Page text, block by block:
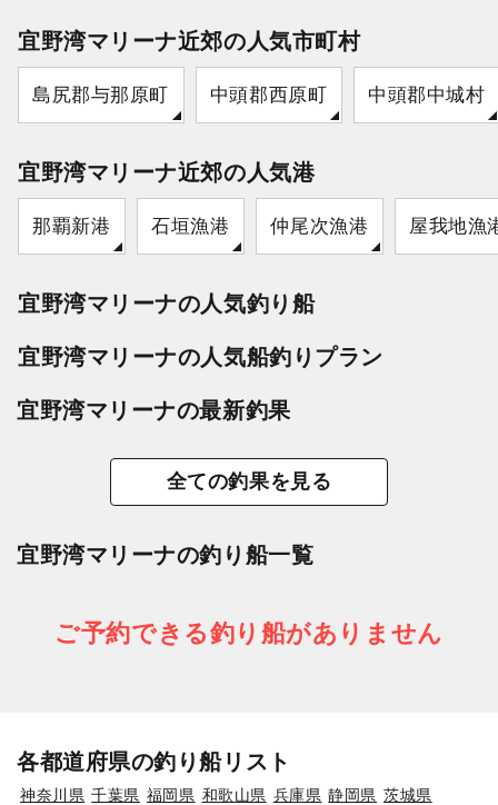
宜野湾マリーナ近郊の人気市町村
島尻郡与那原町 中頭郡西原町 中頭郡中城村
宜野湾マリーナ近郊の人気港
那覇新港 石垣漁港 仲尾次漁港 屋我地漁
宜野湾マリーナの人気釣り船
宜野湾マリーナの人気船釣りプラン
宜野湾マリーナの最新釣果
全ての釣果を見る
宜野湾マリーナの釣り船一覧
ご予約できる釣り船がありません
各都道府県の釣り船リスト
神奈川県 千葉県 福岡県 和歌山県 兵庫県 静岡県 茨城県